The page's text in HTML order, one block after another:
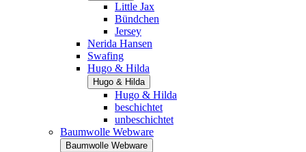
Little Jax
Bündchen
Jersey
Nerida Hansen
Swafing
Hugo & Hilda
Hugo & Hilda
Hugo & Hilda
beschichtet
unbeschichtet
Baumwolle Webware
Baumwolle Webware